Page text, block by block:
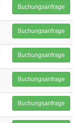
Buchungsanfrage
Buchungsanfrage
Buchungsanfrage
Buchungsanfrage
Buchungsanfrage